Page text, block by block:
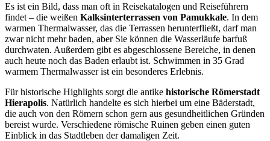
Es ist ein Bild, dass man oft in Reisekatalogen und Reiseführern
findet – die weißen Kalksinterterrassen von Pamukkale. In dem
warmen Thermalwasser, das die Terrassen herunterfließt, darf man
zwar nicht mehr baden, aber Sie können die Wasserläufe barfuß
durchwaten. Außerdem gibt es abgeschlossene Bereiche, in denen
auch heute noch das Baden erlaubt ist. Schwimmen in 35 Grad
warmem Thermalwasser ist ein besonderes Erlebnis.
Für historische Highlights sorgt die antike historische Römerstadt
Hierapolis. Natürlich handelte es sich hierbei um eine Bäderstadt,
die auch von den Römern schon gern aus gesundheitlichen Gründen
bereist wurde. Verschiedene römische Ruinen geben einen guten
Einblick in das Stadtleben der damaligen Zeit.